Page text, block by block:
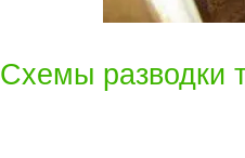
Схемы разводки